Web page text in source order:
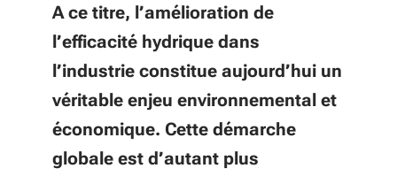
A ce titre, l’amélioration de
l’efficacité hydrique dans
l’industrie constitue aujourd’hui un
véritable enjeu environnemental et
économique. Cette démarche
globale est d’autant plus